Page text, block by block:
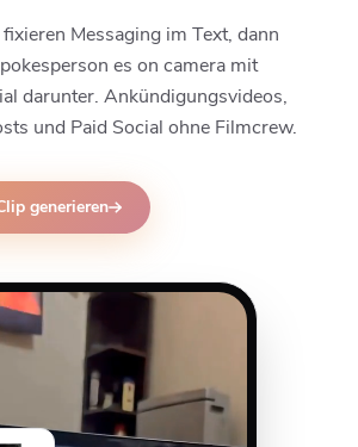
Messaging im Text, dann
es on camera mit
darunter. Ankündigungsvideos,
und Paid Social ohne Filmcrew.
generieren